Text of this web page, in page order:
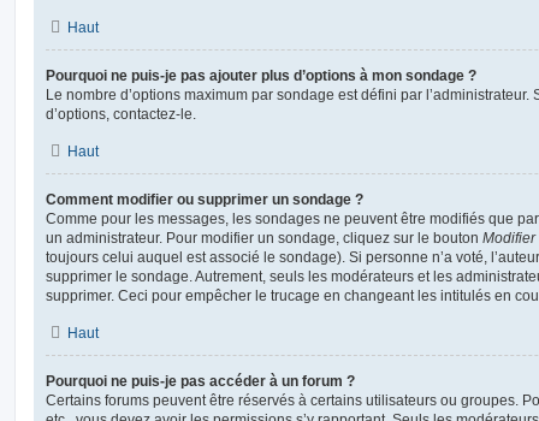
Haut
Pourquoi ne puis-je pas ajouter plus d’options à mon sondage ?
Le nombre d’options maximum par sondage est défini par l’administrateur.
d’options, contactez-le.
Haut
Comment modifier ou supprimer un sondage ?
Comme pour les messages, les sondages ne peuvent être modifiés que
un administrateur. Pour modifier un sondage, cliquez sur le bouton Modifier
toujours celui auquel est associé le sondage). Si personne n’a voté,
supprimer le sondage. Autrement, seuls les modérateurs et les
supprimer. Ceci pour empêcher le trucage en changeant les intitulés en
Haut
Pourquoi ne puis-je pas accéder à un forum ?
Certains forums peuvent être réservés à certains utilisateurs ou groupes.